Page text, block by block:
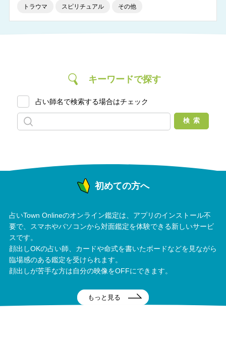
トラウマ スピリチュアル その他
キーワードで探す
占い師名で検索する場合はチェック
初めての方へ
占いTown Onlineのオンライン鑑定は、アプリのインストール不
要で、スマホやバソコンから対面鑑定を体験できる新しいサービ
スです。
顔出しOKの占い師、カードや命式を書いたボードなどを見ながら
臨場感のある鑑定を受けられます。
顔出しが苦手な方は自分の映像をOFFにできます。
もっと見る